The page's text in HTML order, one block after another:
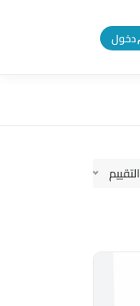
دخول
التقييم